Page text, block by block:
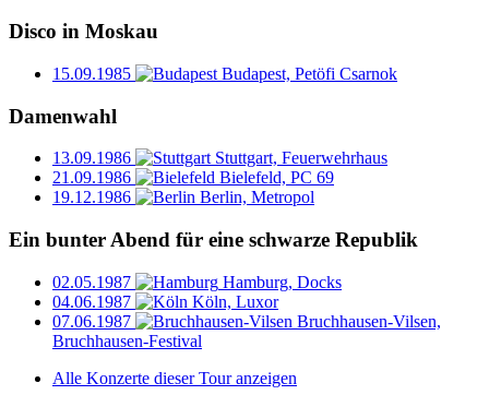
Disco in Moskau
15.09.1985 Budapest, Petöfi Csarnok
Damenwahl
13.09.1986
Stuttgart, Feuerwehrhaus
21.09.1986
Bielefeld, PC 69
19.12.1986
Berlin, Metropol
Ein bunter Abend für eine schwarze Republik
02.05.1987
Hamburg, Docks
04.06.1987
Köln, Luxor
07.06.1987
Bruchhausen-Vilsen,
Bruchhausen-Festival
Alle Konzerte dieser Tour anzeigen